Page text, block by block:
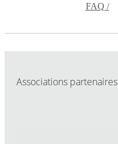
FAQ /
Associations partenaires